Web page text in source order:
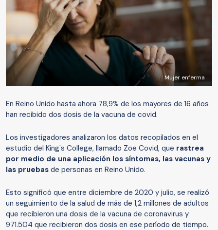
Mujer enferma
En Reino Unido hasta ahora 78,9% de los mayores de 16 años
han recibido dos dosis de la vacuna de covid.
Los investigadores analizaron los datos recopilados en el
estudio del King's College, llamado Zoe Covid, que rastrea
por medio de una aplicación los síntomas, las vacunas y
las pruebas de personas en Reino Unido.
Esto significó que entre diciembre de 2020 y julio, se realizó
un seguimiento de la salud de más de 1,2 millones de adultos
que recibieron una dosis de la vacuna de coronavirus y
971.504 que recibieron dos dosis en ese período de tiempo.